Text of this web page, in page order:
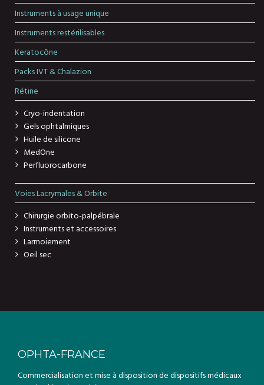
Instruments à usage unique
Instruments restérilisables
Keratocône
Packs IVT & Chalazion
Rétine
Cryo-indentation
Gels ophtalmiques
Huile de silicone
MedOne
Perfluorocarbone
Voies Lacrymales & Orbite
Chirurgie orbito-palpébrale
Instruments et accessoires
Larmoiement
Oeil sec
OPHTA-FRANCE
Commercialisation et mise à disposition de dispositifs médicaux